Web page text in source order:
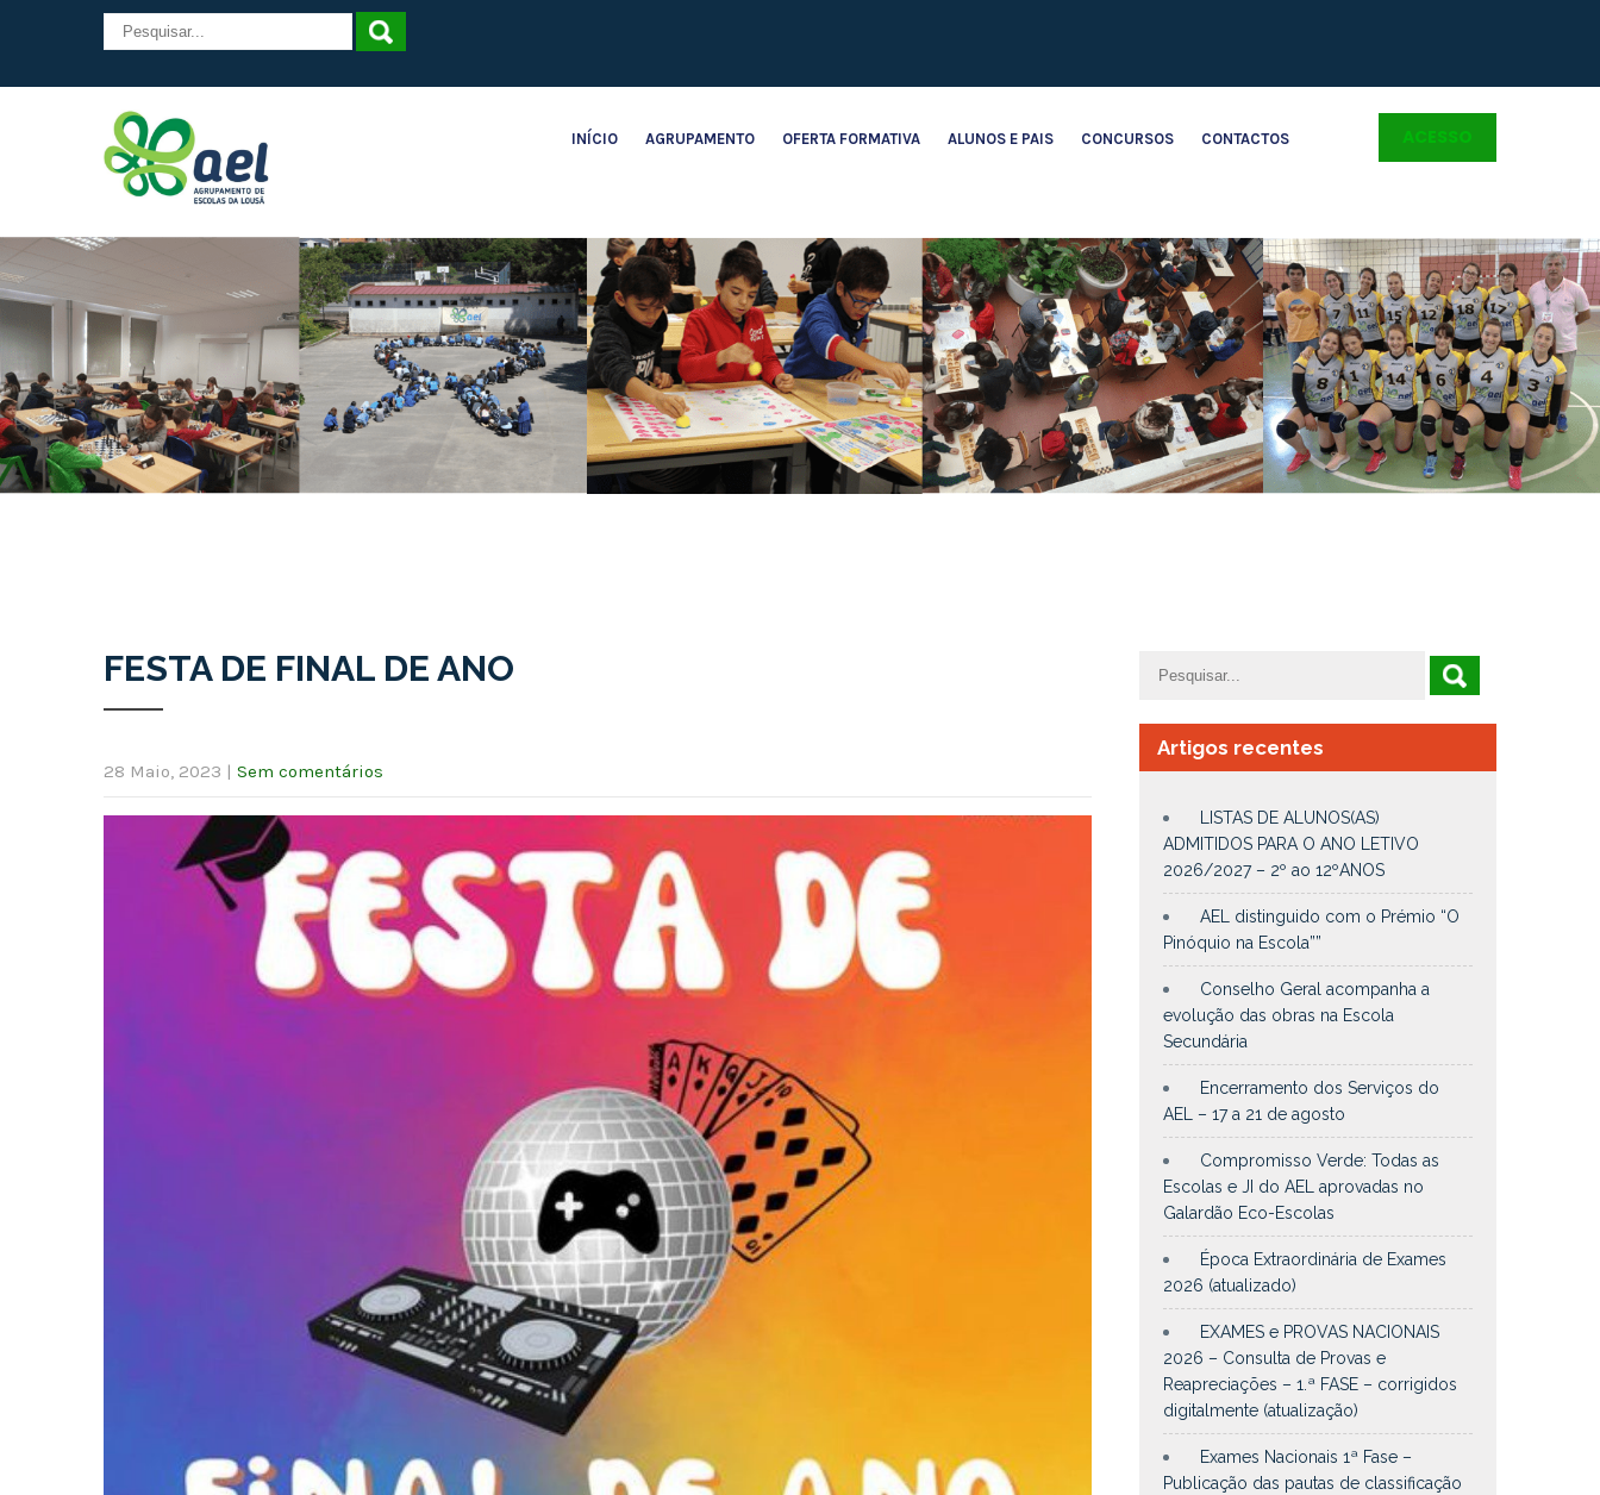
INÍCIO AGRUPAMENTO OFERTA FORMATIVA ALUNOS E PAIS CONCURSOS CONTACTOS ACESSO
FESTA DE FINAL DE ANO
28 Maio, 2023 | Sem comentários
Artigos recentes
LISTAS DE ALUNOS(AS)
ADMITIDOS PARA O ANO LETIVO
2026/2027 – 2º ao 12ºANOS
AEL distinguido com o Prémio “O
Pinóquio na Escola””
Conselho Geral acompanha a
evolução das obras na Escola
Secundária
Encerramento dos Serviços do
AEL – 17 a 21 de agosto
Compromisso Verde: Todas as
Escolas e JI do AEL aprovadas no
Galardão Eco-Escolas
Época Extraordinária de Exames
2026 (atualizado)
EXAMES e PROVAS NACIONAIS
2026 – Consulta de Provas e
Reapreciações – 1.ª FASE – corrigidos
digitalmente (atualização)
Exames Nacionais 1ª Fase –
Publicação das pautas de classificação